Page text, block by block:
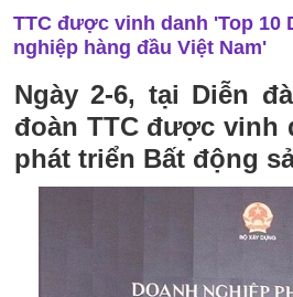
TTC được vinh danh 'Top 10
nghiệp hàng đầu Việt Nam'
Ngày 2-6, tại Diễn
đoàn TTC được vinh
phát triển Bất động